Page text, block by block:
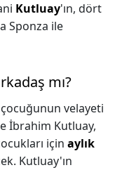
Kutluay'ın, dört
Sponza ile
mı?
velayeti
İbrahim Kutluay,
için aylık
Kutluay'ın